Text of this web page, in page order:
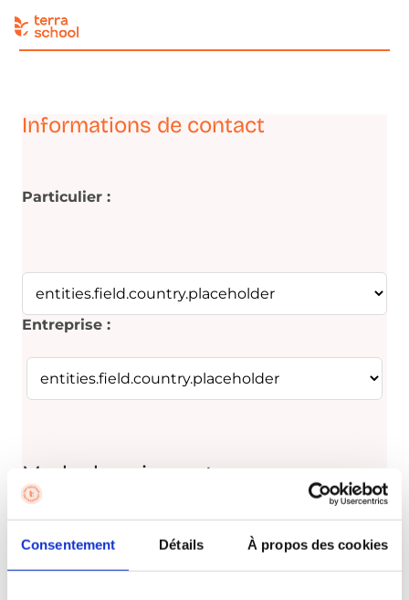
Consentement Détails À propos des cookies
Informations de contact
Particulier :
Entreprise :
Mode de paiement
Oui, je consens à recevoir la newsletter de Terra School